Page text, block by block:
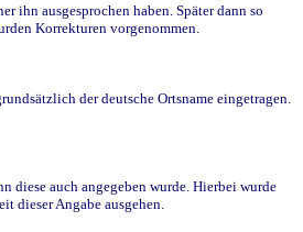
ihn ausgesprochen haben. Später dann so
Korrekturen vorgenommen.
der deutsche Ortsname eingetragen.
diese auch angegeben wurde. Hierbei wurde
dieser Angabe ausgehen.